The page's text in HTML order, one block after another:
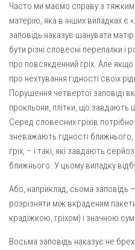
Харківщина
Полтавщина
Сумщина
Оголошення
Трансляції
Часто ми маємо справу з тяжким
матерію, яка в інших випадках є
заповідь наказує шанувати
бути різні словесні перепалки і
про повсякденний гріх. Але
про нехтування гідності своїх
Порушення четвертої заповіді
прокльони, плітки, що
Серед словесних гріхів потрібно
зневажають гідності
гріх, – і такі, які завдають
ближнього. У цьому випадку
Або, наприклад, сьома заповідь
розрізняти між вкраденим
крадіжкою, гріхом) і значною
Восьма заповідь наказує не